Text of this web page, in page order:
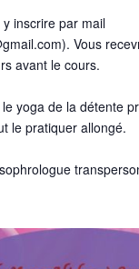
inscrire par mail
Vous
avant le cours.
yoga de la détente
le pratiquer allongé.